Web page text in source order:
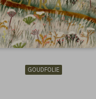
GOUDFOLIE